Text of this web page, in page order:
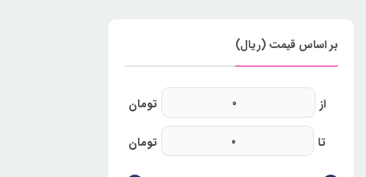
بر اساس قیمت (ریال)